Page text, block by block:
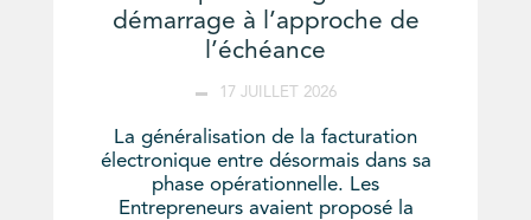
démarrage à l’approche de
l’échéance
17 JUILLET 2026
La généralisation de la facturation
électronique entre désormais dans sa
phase opérationnelle. Les
Entrepreneurs avaient proposé la